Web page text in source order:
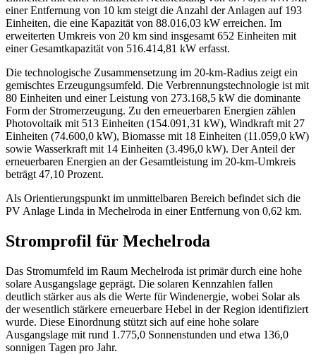
einer Entfernung von 10 km steigt die Anzahl der Anlagen auf 193
Einheiten, die eine Kapazität von 88.016,03 kW erreichen. Im
erweiterten Umkreis von 20 km sind insgesamt 652 Einheiten mit
einer Gesamtkapazität von 516.414,81 kW erfasst.
Die technologische Zusammensetzung im 20-km-Radius zeigt ein
gemischtes Erzeugungsumfeld. Die Verbrennungstechnologie ist mit
80 Einheiten und einer Leistung von 273.168,5 kW die dominante
Form der Stromerzeugung. Zu den erneuerbaren Energien zählen
Photovoltaik mit 513 Einheiten (154.091,31 kW), Windkraft mit 27
Einheiten (74.600,0 kW), Biomasse mit 18 Einheiten (11.059,0 kW)
sowie Wasserkraft mit 14 Einheiten (3.496,0 kW). Der Anteil der
erneuerbaren Energien an der Gesamtleistung im 20-km-Umkreis
beträgt 47,10 Prozent.
Als Orientierungspunkt im unmittelbaren Bereich befindet sich die
PV Anlage Linda in Mechelroda in einer Entfernung von 0,62 km.
Stromprofil für Mechelroda
Das Stromumfeld im Raum Mechelroda ist primär durch eine hohe
solare Ausgangslage geprägt. Die solaren Kennzahlen fallen
deutlich stärker aus als die Werte für Windenergie, wobei Solar als
der wesentlich stärkere erneuerbare Hebel in der Region identifiziert
wurde. Diese Einordnung stützt sich auf eine hohe solare
Ausgangslage mit rund 1.775,0 Sonnenstunden und etwa 136,0
sonnigen Tagen pro Jahr.